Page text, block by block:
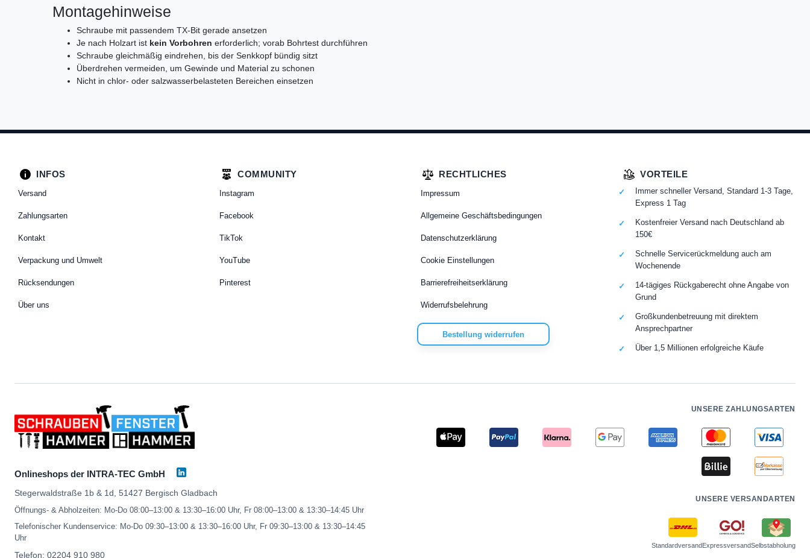
Montagehinweise
Schraube mit passendem TX-Bit gerade ansetzen
Je nach Holzart ist kein Vorbohren erforderlich; vorab Bohrtest durchführen
Schraube gleichmäßig eindrehen, bis der Senkkopf bündig sitzt
Überdrehen vermeiden, um Gewinde und Material zu schonen
Nicht in chlor- oder salzwasserbelasteten Bereichen einsetzen
INFOS
Versand
Zahlungsarten
Kontakt
Verpackung und Umwelt
Rücksendungen
Über uns
COMMUNITY
Instagram
Facebook
TikTok
YouTube
Pinterest
RECHTLICHES
Impressum
Allgemeine Geschäftsbedingungen
Datenschutzerklärung
Cookie Einstellungen
Barrierefreiheitserklärung
Widerrufsbelehrung
Bestellung widerrufen
VORTEILE
Immer schneller Versand, Standard 1-3 Tage,
Express 1 Tag
Kostenfreier Versand nach Deutschland ab
150€
Schnelle Servicerückmeldung auch am
Wochenende
14-tägiges Rückgaberecht ohne Angabe von
Grund
Großkundenbetreuung mit direktem
Ansprechpartner
Über 1,5 Millionen erfolgreiche Käufe
Onlineshops der INTRA-TEC GmbH
Stegerwaldstraße 1b & 1d, 51427 Bergisch Gladbach
Öffnungs- & Abholzeiten: Mo-Do 08:00–13:00 & 13:30–16:00 Uhr, Fr 08:00–13:00 & 13:30–14:45 Uhr
Telefonischer Kundenservice: Mo-Do 09:30–13:00 & 13:30–16:00 Uhr, Fr 09:30–13:00 & 13:30–14:45
Uhr
Telefon: 02204 910 980
UNSERE ZAHLUNGSARTEN
UNSERE VERSANDARTEN
StandardversandExpressversandSelbstabholung